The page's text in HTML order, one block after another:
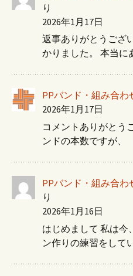
り
2026年1月17日
返事ありがとうござ
かりました。 本当
PPバンド・組み合わ
2026年1月17日
コメントありがとう
ンドの本数ですが
PPバンド・組み合わ
り
2026年1月16日
はじめまして 私は
ン作りの練習をして